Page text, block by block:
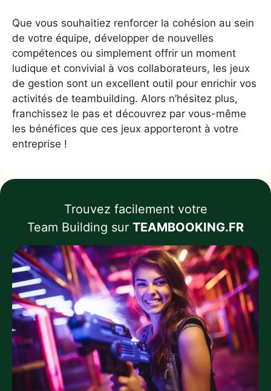
Que vous souhaitiez renforcer la cohésion au sein
de votre équipe, développer de nouvelles
compétences ou simplement offrir un moment
ludique et convivial à vos collaborateurs, les jeux
de gestion sont un excellent outil pour enrichir vos
activités de teambuilding. Alors n’hésitez plus,
franchissez le pas et découvrez par vous-même
les bénéfices que ces jeux apporteront à votre
entreprise !
Trouvez facilement votre
Team Building sur TEAMBOOKING.FR